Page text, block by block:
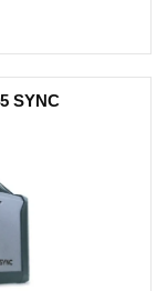
SYNC